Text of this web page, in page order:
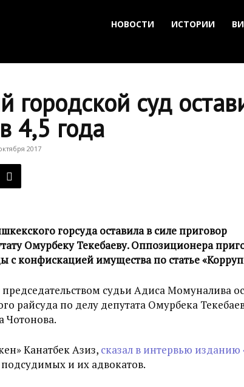
НОВОСТИ ИСТОРИИ
городской суд
4,5 года
2017
горсуда оставила в силе приговор
Омурбеку Текебаеву. Оппозиционера
с конфискацией имущества по статье
судьи Адиса Момуналива
райсуда по делу депутата Омурбека
Чотонова.
Канатбек Азиз, сказал в интервью изданию
подсудимых и их адвокатов.